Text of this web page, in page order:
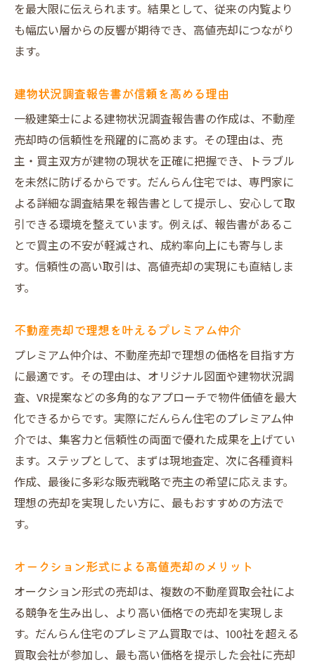
を最大限に伝えられます。結果として、従来の内覧より
も幅広い層からの反響が期待でき、高値売却につながり
ます。
建物状況調査報告書が信頼を高める理由
一級建築士による建物状況調査報告書の作成は、不動産
売却時の信頼性を飛躍的に高めます。その理由は、売
主・買主双方が建物の現状を正確に把握でき、トラブル
を未然に防げるからです。だんらん住宅では、専門家に
よる詳細な調査結果を報告書として提示し、安心して取
引できる環境を整えています。例えば、報告書があるこ
とで買主の不安が軽減され、成約率向上にも寄与しま
す。信頼性の高い取引は、高値売却の実現にも直結しま
す。
不動産売却で理想を叶えるプレミアム仲介
プレミアム仲介は、不動産売却で理想の価格を目指す方
に最適です。その理由は、オリジナル図面や建物状況調
査、VR提案などの多角的なアプローチで物件価値を最大
化できるからです。実際にだんらん住宅のプレミアム仲
介では、集客力と信頼性の両面で優れた成果を上げてい
ます。ステップとして、まずは現地査定、次に各種資料
作成、最後に多彩な販売戦略で売主の希望に応えます。
理想の売却を実現したい方に、最もおすすめの方法で
す。
オークション形式による高値売却のメリット
オークション形式の売却は、複数の不動産買取会社によ
る競争を生み出し、より高い価格での売却を実現しま
す。だんらん住宅のプレミアム買取では、100社を超える
買取会社が参加し、最も高い価格を提示した会社に売却